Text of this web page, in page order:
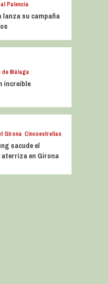
Palencia
lanza su campaña
de Málaga
increíble
Girona Cincoestrellas
sacude el
aterriza en Girona